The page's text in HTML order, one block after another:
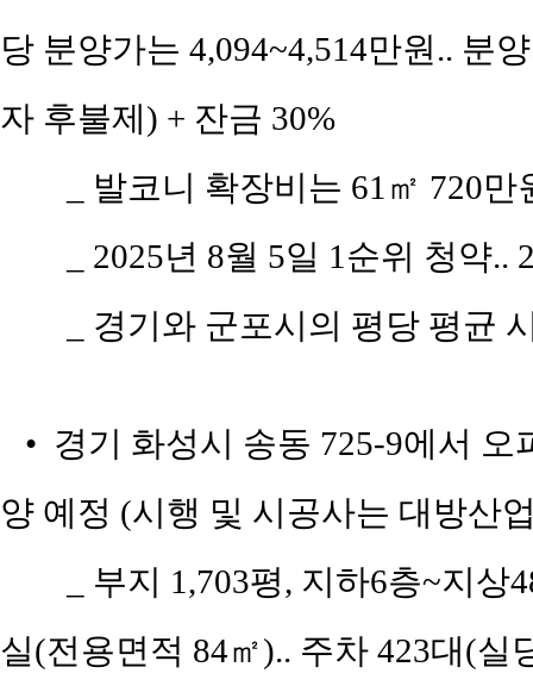
당 분양가는 4,094~4,514만원.. 분
자 후불제) + 잔금 30%
_ 발코니 확장비는 61㎡ 720
_ 2025년 8월 5일 1순위 청약
_ 경기와 군포시의 평당 평균
• 경기 화성시 송동 725-9에서 오
양 예정 (시행 및 시공사는 대방산
_ 부지 1,703평, 지하6층~지
실(전용면적 84㎡).. 주차 423대(실